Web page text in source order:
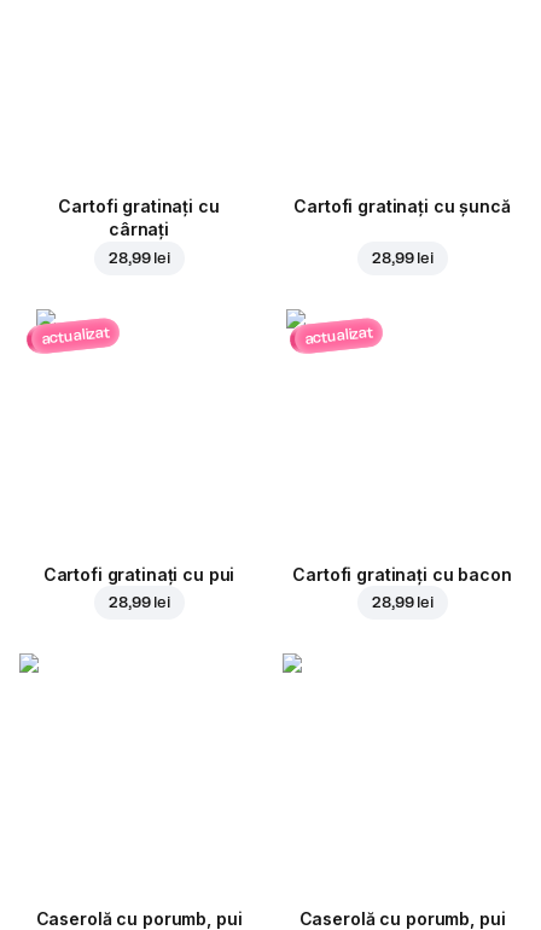
Cartofi gratinați cu
cârnați
28,99 lei
Cartofi gratinați cu șuncă
28,99 lei
actualizat
Cartofi gratinați cu pui
28,99 lei
actualizat
Cartofi gratinați cu bacon
28,99 lei
Caserolă cu porumb, pui
Caserolă cu porumb, pui